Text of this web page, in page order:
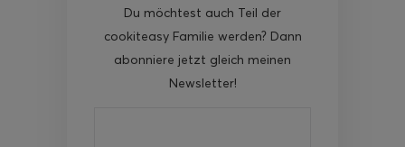
Du möchtest auch Teil der
cookiteasy Familie werden? Dann
abonniere jetzt gleich meinen
Newsletter!